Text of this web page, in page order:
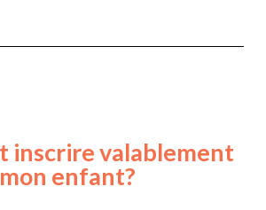
inscrire valablement
mon enfant?